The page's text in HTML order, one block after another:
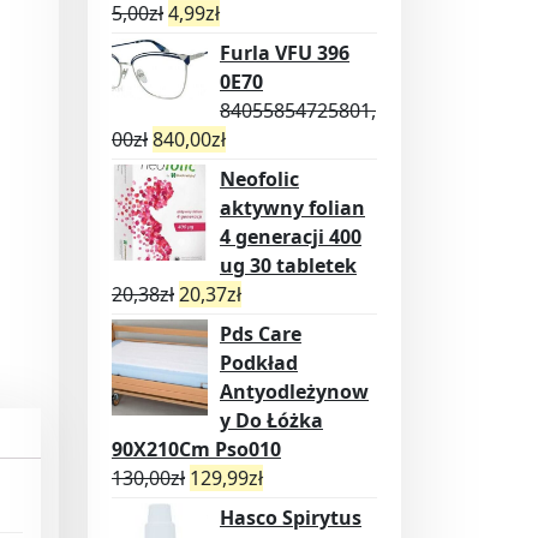
5,00zł4,99zł
Furla VFU 396
0E70
84055854725801,
00zł840,00zł
Neofolic
aktywny folian
4 generacji 400
ug 30 tabletek
20,38zł20,37zł
Pds Care
Podkład
Antyodleżynow
y Do Łóżka
90X210Cm Pso010
130,00zł 129,99zł
Hasco Spirytus